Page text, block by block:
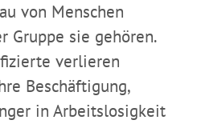
von Menschen
Gruppe sie gehören.
verlieren
Beschäftigung,
in Arbeitslosigkeit